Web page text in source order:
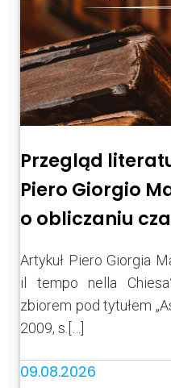
Przegląd
Piero Giorgio
o obliczaniu
Artykuł Piero Giorgia
il tempo nella
zbiorem pod tytułem
2009, s.[…]
09.08.2026